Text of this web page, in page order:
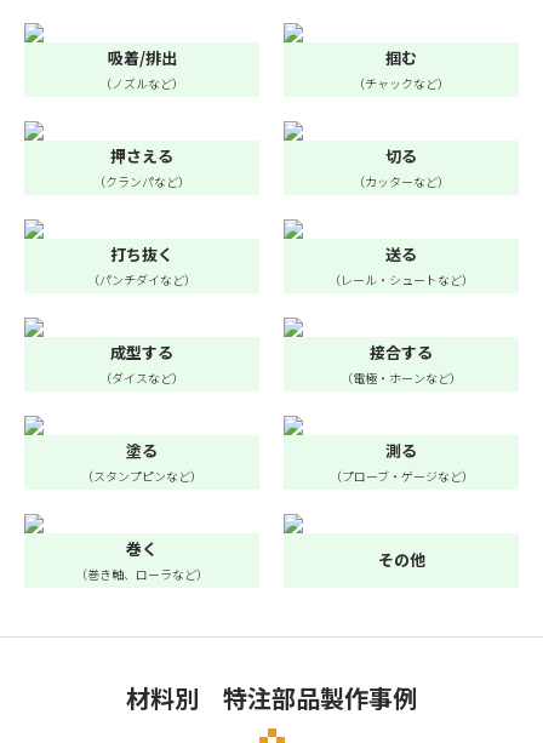
吸着/排出
（ノズルなど）
掴む
（チャックなど）
押さえる
（クランパなど）
切る
（カッターなど）
打ち抜く
（パンチダイなど）
送る
（レール・シュートなど）
成型する
（ダイスなど）
接合する
（電極・ホーンなど）
塗る
（スタンプピンなど）
測る
（プローブ・ゲージなど）
巻く
（巻き軸、ローラなど）
その他
材料別 特注部品製作事例